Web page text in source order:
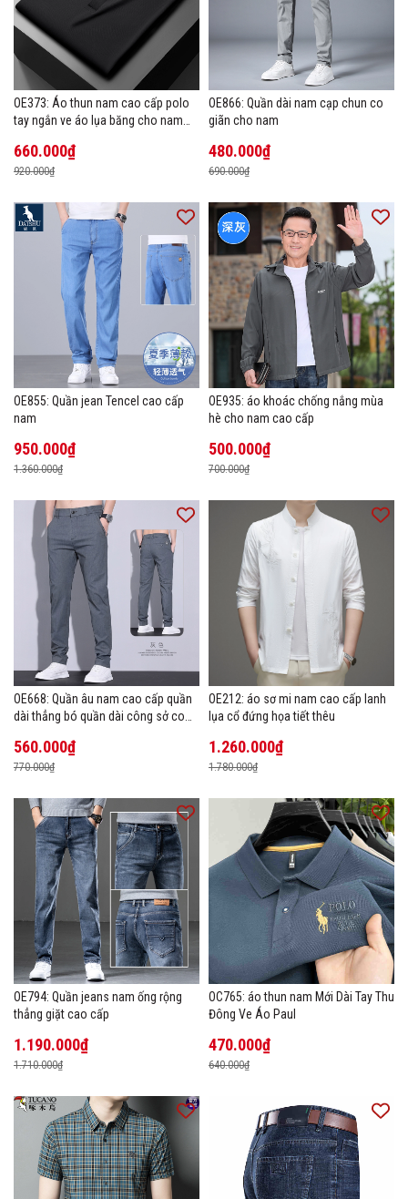
OE373: Áo thun nam cao cấp polo
tay ngắn ve áo lụa băng cho nam
660.000₫
920.000₫
OE866: Quần dài nam cạp chun co
giãn cho nam
480.000₫
690.000₫
OE855: Quần jean Tencel cao cấp
nam
950.000₫
1.360.000₫
OE935: áo khoác chống nắng mùa
hè cho nam cao cấp
500.000₫
700.000₫
OE668: Quần âu nam cao cấp quần
dài thẳng bó quần dài công sở co
560.000₫
770.000₫
OE212: áo sơ mi nam cao cấp lanh
lụa cổ đứng họa tiết thêu
1.260.000₫
1.780.000₫
OE794: Quần jeans nam ống rộng
thẳng giặt cao cấp
1.190.000₫
1.710.000₫
OC765: áo thun nam Mới Dài Tay Thu
Đông Ve Áo Paul
470.000₫
640.000₫